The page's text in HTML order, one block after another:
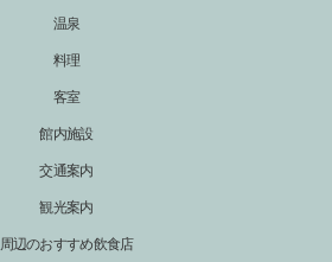
温泉
料理
客室
館内施設
交通案内
観光案内
周辺のおすすめ飲食店